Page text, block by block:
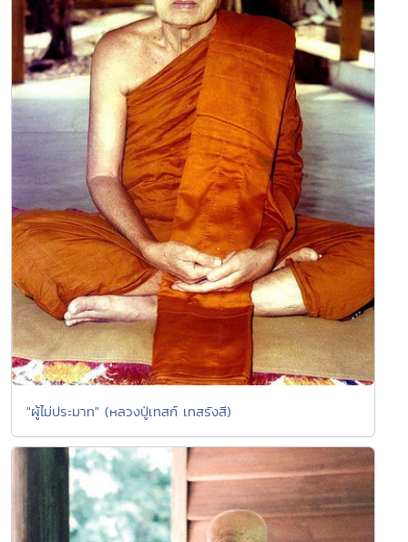
"ผู้ไม่ประมาท" (หลวงปู่เทสก์ เทสรังสี)